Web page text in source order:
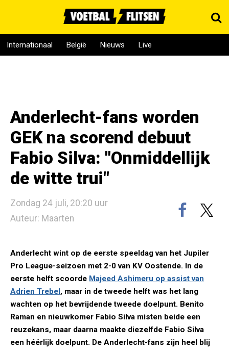
Internationaal België Nieuws Live
Anderlecht-fans worden
GEK na scorend debuut
Fabio Silva: "Onmiddellijk
de witte trui"
Zondag 24 juli, 20:20 uur
Auteur: Maarten
Anderlecht wint op de eerste speeldag van het Jupiler
Pro League-seizoen met 2-0 van KV Oostende. In de
eerste helft scoorde Majeed Ashimeru op assist van
Adrien Trebel, maar in de tweede helft was het lang
wachten op het bevrijdende tweede doelpunt. Benito
Raman en nieuwkomer Fabio Silva misten beide een
reuzekans, maar daarna maakte diezelfde Fabio Silva
een héérlijk doelpunt. De Anderlecht-fans zijn heel blij